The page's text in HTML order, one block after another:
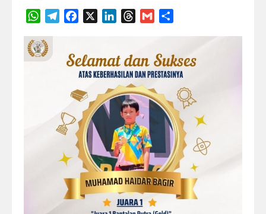
WhatsAppTelegramFacebook LinkedInThreads
Gmail